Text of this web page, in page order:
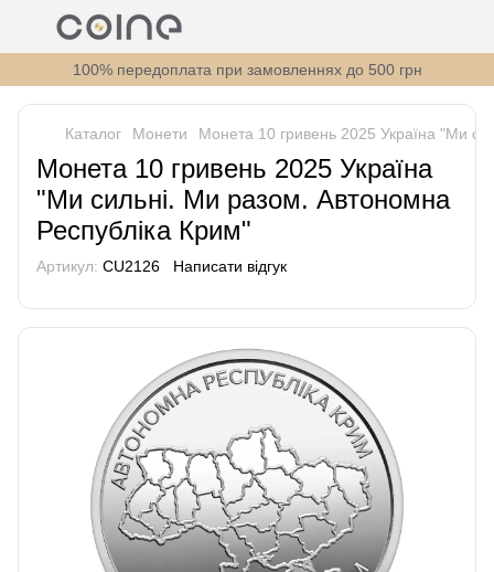
100% передоплата при замовленнях до 500 грн
Каталог Монети Монета 10 гривень 2025 Україна "Ми
Монета 10 гривень 2025 Україна
"Ми сильні. Ми разом. Автономна
Республіка Крим"
Артикул: CU2126 Написати відгук